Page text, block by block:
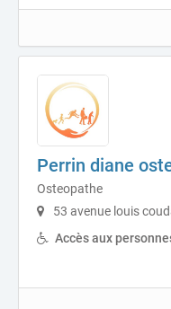
Perrin diane
Osteopathe
53 avenue louis
Accès aux